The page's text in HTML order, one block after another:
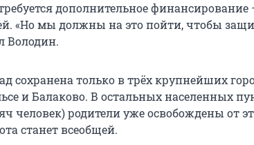
дополнительное финансирование
«Но мы должны на это пойти, чтобы
Володин.
сохранена только в трёх крупнейших
и Балаково. В остальных населенных
человек) родители уже освобождены от
станет всеобщей.